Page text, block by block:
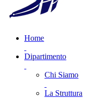
Home
Dipartimento
Chi Siamo
La Struttura